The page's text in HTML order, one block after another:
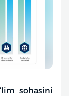
sohasini